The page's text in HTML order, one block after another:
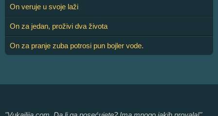
On veruje u svoje laži
On za jedan, proživi dva života
On za pranje zuba potrosi pun bojler vode.